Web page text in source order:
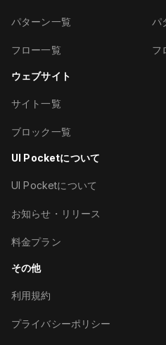
パターン一覧
フロー一覧
パ
フ
ウェブサイト
サイト一覧
ブロック一覧
UI Pocketについて
UI Pocketについて
お知らせ・リリース
料金プラン
その他
利用規約
プライバシーポリシー